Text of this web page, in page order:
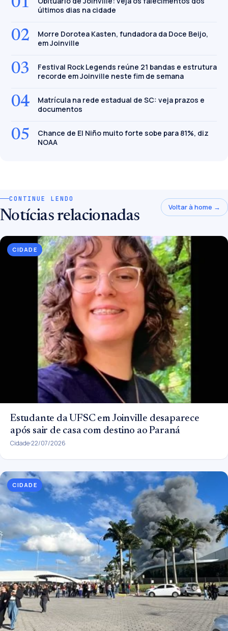
01
últimos dias na cidade
02
Morre Dorotea Kasten, fundadora da Doce Beijo,
em Joinville
03
Festival Rock Legends reúne 21 bandas e estrutura
recorde em Joinville neste fim de semana
04
Matrícula na rede estadual de SC: veja prazos e
documentos
05
Chance de El Niño muito forte sobe para 81%, diz
NOAA
CONTINUE LENDO
Notícias relacionadas
Voltar à home →
CIDADE
Estudante da UFSC em Joinville desaparece
após sair de casa com destino ao Paraná
Cidade22/07/2026
CIDADE